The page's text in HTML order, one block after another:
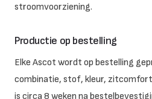
stroomvoorziening.
Productie op bestelling
Elke Ascot wordt op bestelling
combinatie, stof, kleur,
is circa 8 weken na